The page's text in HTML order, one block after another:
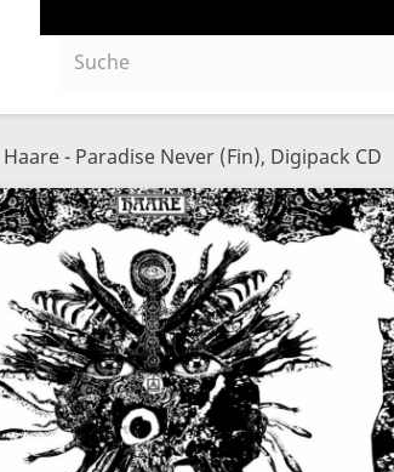
Haare - Paradise Never (Fin), Digipack CD